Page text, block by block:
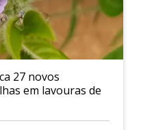
27 novos
em lavouras de